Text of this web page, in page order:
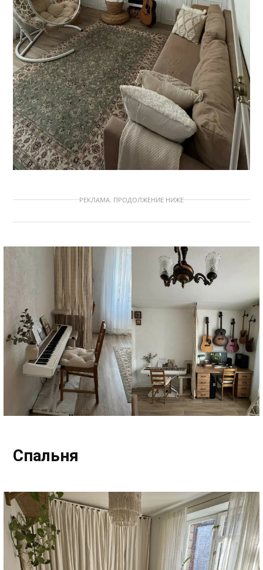
РЕКЛАМА. ПРОДОЛЖЕНИЕ НИЖЕ
Спальня